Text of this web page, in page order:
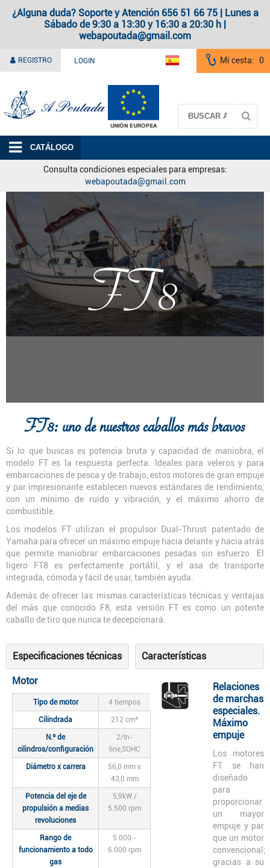
¿Alguna duda? Soporte y Atención 656 51 66 75 | Lunes a
Sábado de 9:30 a 13:30 y 16:30 a 20:30 h |
webapoutada@gmail.com
REGISTRO LOGIN Mi cesta: 0
CATÁLOGO
Consulta condiciones especiales para empresas:
webapoutada@gmail.com
FT8
FT8: uno de nuestros caballos más bravos
Si lo que buscas es potencia bruta y capacidad de maniobra, el
modelo FT es la respuesta perfecta. Ideales para veleros y para
embarcaciones de pesca y de trabajo, estos motores de gran empuje
y par impresionante establecen nuevos estándares de rendimiento,
con un mínimo de ruido y vibración, y el máximo ahorro de
combustible.
Los modelos FT utilizan el propulsor Dual-Thrust patentado de
Yamaha para ofrecer un máximo empuje hacia delante y hacia atrás
que permite maniobrar embarcaciones pesadas sin esfuerzo. El
ligero FT8 es perfectamente portátil, y el asa de transporte
integrada, cómoda y fácil de usar, también ayuda.
Además de ofrecer las mismas características técnicas y ventajas
del más que conocido F8, esta versión FT es como un potente
caballo de tiro que nunca te decepcionará.
Especificaciones técnicas
Motor
Tipo de motor 4 tiempos
Cilindrada 212 cm³
N.º de
cilindros/configuración
2/In-
line,SOHC
Diámetro x carrera
56,0 mm x
43,0 mm
Potencia del eje de
propulsión a medias
revoluciones
5,9kW /
5.500 rpm
Rango de
funcionamiento a todo
gas
5.000 -
6.000 rpm
Características
Relaciones
de marchas
especiales.
Máximo
empuje
Los motores
FT se han
diseñado
para
proporcionar
un mayor
empuje y par
que un motor
convencional;
gracias a su